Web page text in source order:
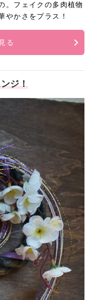
。フェイクの多肉植物
やかさをプラス！
る
ジ！